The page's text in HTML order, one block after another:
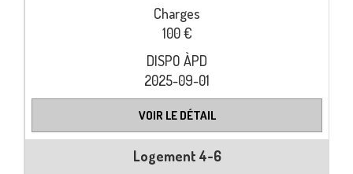
100 €
2025-09-01
VOIR LE DÉTAIL
Logement 4-6